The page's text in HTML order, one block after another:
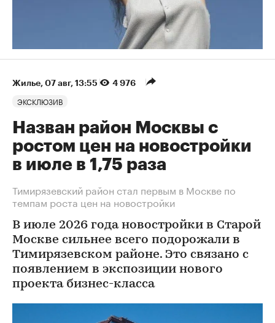
Жилье 07 авг, 13:55 4 976
ЭКСКЛЮЗИВ
Назван район Москвы с
ростом цен на новостройки
в июле в 1,75 раза
Тимирязевский район стал первым в Москве по
темпам роста цен на новостройки
В июле 2026 года новостройки в Старой
Москве сильнее всего подорожали в
Тимирязевском районе. Это связано с
появлением в экспозиции нового
проекта бизнес-класса